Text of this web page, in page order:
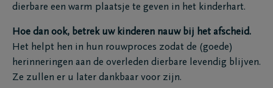
dierbare een warm plaatsje te geven in het kinderhart.
Hoe dan ook, betrek uw kinderen nauw bij het afscheid.
Het helpt hen in hun rouwproces zodat de (goede)
herinneringen aan de overleden dierbare levendig blijven.
Ze zullen er u later dankbaar voor zijn.